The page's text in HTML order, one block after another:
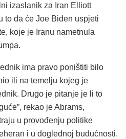
izaslanik za Iran Elliott
to da će Joe Biden uspjeti
koje je Iranu nametnula
ima pravo poništiti bilo
ili na temelju kojeg je
Drugo je pitanje je li to
rekao je Abrams,
u provođenju politike
i u doglednoj budućnosti.